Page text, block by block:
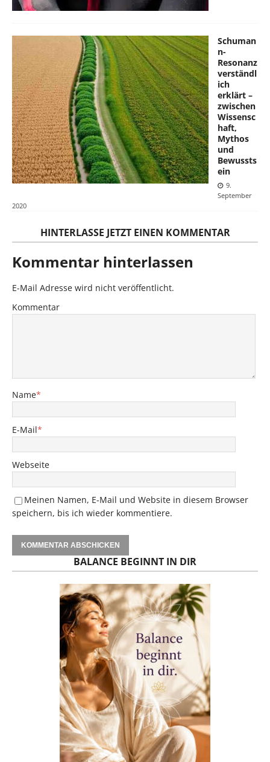
Schuman
n-
Resonanz
verständl
ich
erklärt –
zwischen
Wissensc
haft,
Mythos
und
Bewussts
ein
9.
September
2020
HINTERLASSE JETZT EINEN KOMMENTAR
Kommentar hinterlassen
E-Mail Adresse wird nicht veröffentlicht.
Kommentar
Name*
E-Mail*
Webseite
Meinen Namen, E-Mail und Website in diesem Browser
speichern, bis ich wieder kommentiere.
BALANCE BEGINNT IN DIR